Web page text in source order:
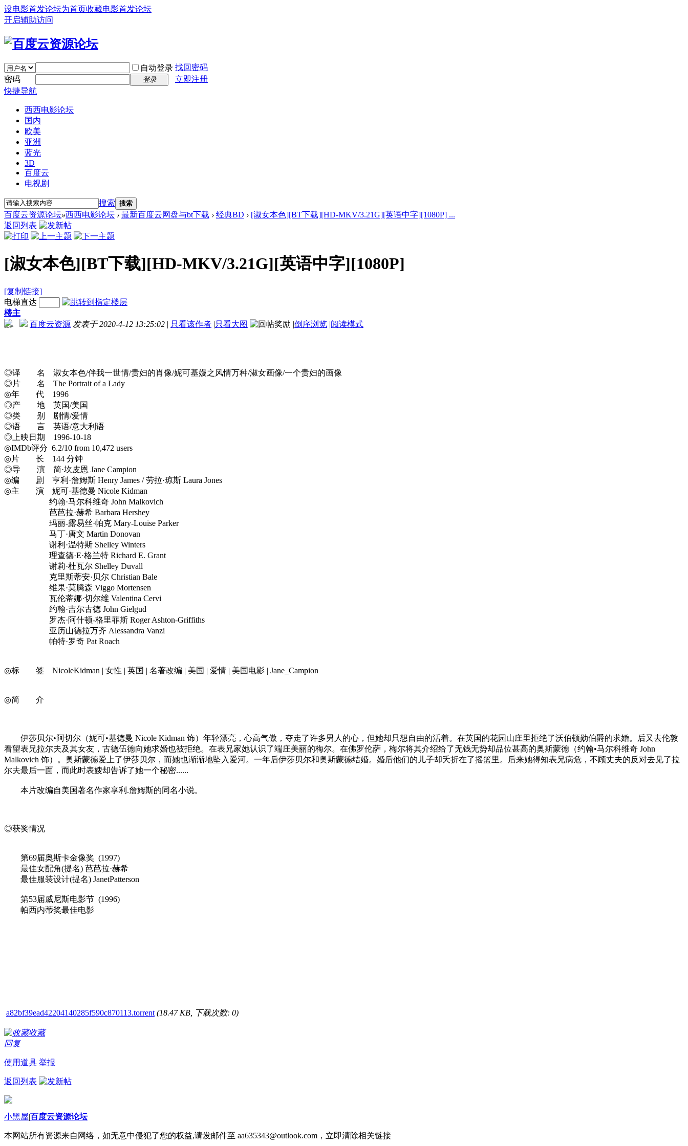
设电影首发论坛为首页收藏电影首发论坛
开启辅助访问
自动登录 找回密码
密码
登录
立即注册
快捷导航
西西电影论坛
国内
欧美
亚洲
蓝光
3D
百度云
电视剧
搜索 搜索
百度云资源论坛»西西电影论坛 › 最新百度云网盘与bt下载 › 经典BD › [淑女本色][BT下载][HD-MKV/3.21G][英语中字][1080P] ...
返回列表
[淑女本色][BT下载][HD-MKV/3.21G][英语中字][1080P]
[复制链接]
电梯直达
楼主
百度云资源 发表于 2020-4-12 13:25:02 | 只看该作者 |只看大图 |倒序浏览 |阅读模式
-->
◎译 名 淑女本色/伴我一世情/贵妇的肖像/妮可基嫚之风情万种/淑女画像/一个贵妇的画像
◎片 名 The Portrait of a Lady
◎年 代 1996
◎产 地 英国/美国
◎类 别 剧情/爱情
◎语 言 英语/意大利语
◎上映日期 1996-10-18
◎IMDb评分 6.2/10 from 10,472 users
◎片 长 144 分钟
◎导 演 简·坎皮恩 Jane Campion
◎编 剧 亨利·詹姆斯 Henry James / 劳拉·琼斯 Laura Jones
◎主 演 妮可·基德曼 Nicole Kidman
约翰·马尔科维奇 John Malkovich
芭芭拉·赫希 Barbara Hershey
玛丽-露易丝·帕克 Mary-Louise Parker
马丁·唐文 Martin Donovan
谢利·温特斯 Shelley Winters
理查德·E·格兰特 Richard E. Grant
谢莉·杜瓦尔 Shelley Duvall
克里斯蒂安·贝尔 Christian Bale
维果·莫腾森 Viggo Mortensen
瓦伦蒂娜·切尔维 Valentina Cervi
约翰·吉尔古德 John Gielgud
罗杰·阿什顿-格里菲斯 Roger Ashton-Griffiths
亚历山德拉万齐 Alessandra Vanzi
帕特·罗奇 Pat Roach
◎标 签 NicoleKidman | 女性 | 英国 | 名著改编 | 美国 | 爱情 | 美国电影 | Jane_Campion
◎简 介
伊莎贝尔•阿切尔（妮可•基德曼 Nicole Kidman 饰）年轻漂亮，心高气傲，夺走了许多男人的心，但她却只想自由的活着。在英国的花园山庄里拒绝了沃伯顿勋伯爵的求婚。后又去伦敦
看望表兄拉尔夫及其女友，古德伍德向她求婚也被拒绝。在表兄家她认识了端庄美丽的梅尔。在佛罗伦萨，梅尔将其介绍给了无钱无势却品位甚高的奥斯蒙德（约翰•马尔科维奇 John
Malkovich 饰）。奥斯蒙德爱上了伊莎贝尔，而她也渐渐地坠入爱河。一年后伊莎贝尔和奥斯蒙德结婚。婚后他们的儿子却夭折在了摇篮里。后来她得知表兄病危，不顾丈夫的反对去见了拉
尔夫最后一面，而此时表嫂却告诉了她一个秘密......
本片改编自美国著名作家享利.詹姆斯的同名小说。
◎获奖情况
第69届奥斯卡金像奖 (1997)
最佳女配角(提名) 芭芭拉·赫希
最佳服装设计(提名) JanetPatterson
第53届威尼斯电影节 (1996)
帕西内蒂奖最佳电影
a82bf39ead42204140285f590c870113.torrent (18.47 KB, 下载次数: 0)
收藏
回复
使用道具 举报
返回列表
小黑屋|百度云资源论坛
本网站所有资源来自网络，如无意中侵犯了您的权益,请发邮件至 aa635343@outlook.com ，立即清除相关链接